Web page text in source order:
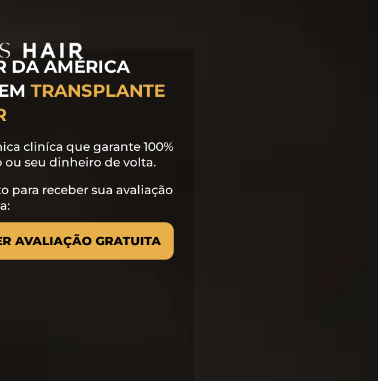
DA AMÉRICA
TRANSPLANTE
cliníca que garante 100%
ou seu dinheiro de volta.
para receber sua avaliação
AVALIAÇÃO GRATUITA